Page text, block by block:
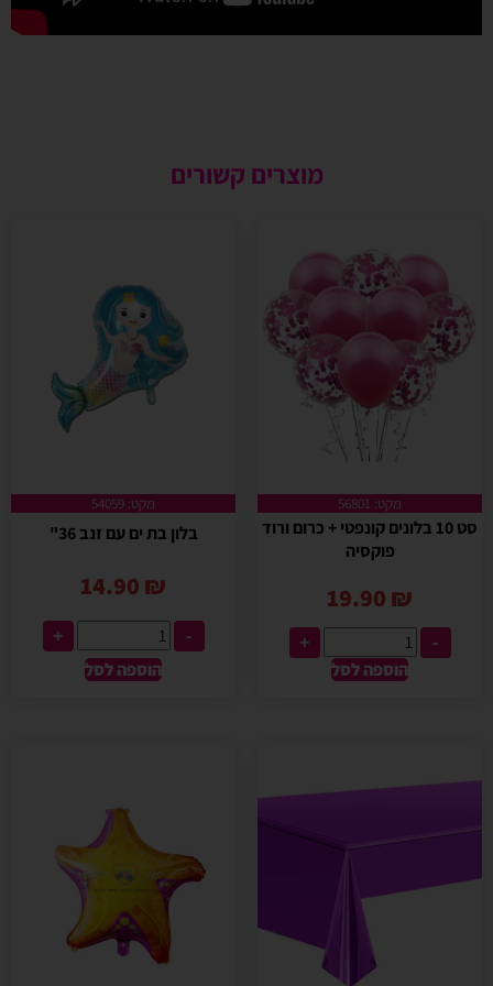
מוצרים קשורים
מקט: 56801
סט 10 בלונים קונפטי + כרום ורוד
פוקסיה
19.90 ₪
-
+
הוספה לסל
מקט: 54059
בלון בת ים עם זנב 36"
14.90 ₪
-
+
הוספה לסל